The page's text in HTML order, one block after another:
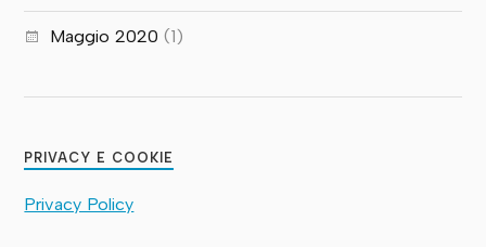
Maggio 2020 (1)
PRIVACY E COOKIE
Privacy Policy